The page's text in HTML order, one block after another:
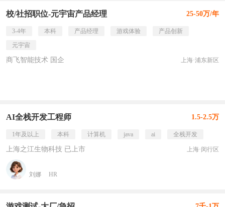
校/社招职位-元宇宙产品经理 25-50万/年
3-4年 本科 产品经理 游戏体验
产品创新
元宇宙
商飞智能技术 国企 上海·浦东新区
AI全栈开发工程师 1.5-2.5万
1年及以上 本科 计算机 java ai 全栈开发
上海之江生物科技 已上市 上海·闵行区
刘娜 HR